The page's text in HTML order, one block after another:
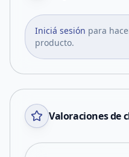
Iniciá sesión para
producto.
Valoraciones de